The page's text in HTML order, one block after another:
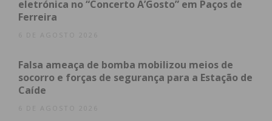
Subscreva a newsletter do
Assine nossa newsletter por e-mail e
obtenha de forma regular a informação
eletrónica no “Concerto A’Gosto” em Paços de
Ferreira
6 DE AGOSTO 2026
Falsa ameaça de bomba mobilizou meios de
socorro e forças de segurança para a Estação de
Caíde
6 DE AGOSTO 2026